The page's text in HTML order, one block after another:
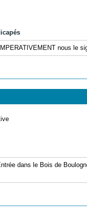
nous le
dans le Bois de